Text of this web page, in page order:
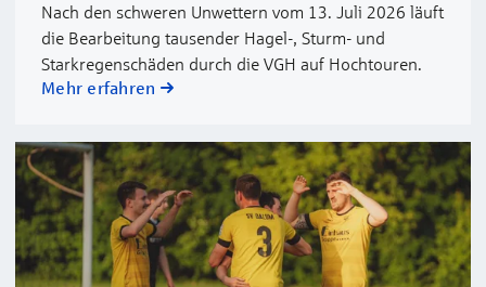
Nach den schweren Unwettern vom 13. Juli 2026 läuft
die Bearbeitung tausender Hagel-, Sturm- und
Starkregenschäden durch die VGH auf Hochtouren.
Mehr erfahren